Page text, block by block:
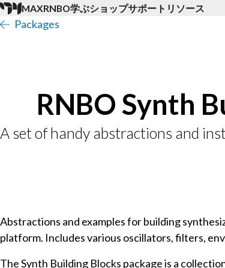
MAXRNBO学ぶショップサポート リソース
Packages
RNBO Synth
A set of handy abstractions and
Abstractions and examples for building
platform. Includes various oscillators, filters,
The Synth Building Blocks package is a